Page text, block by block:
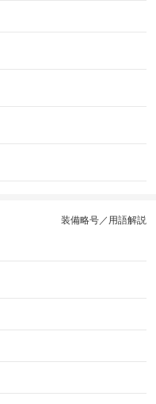
装備略号／用語解説